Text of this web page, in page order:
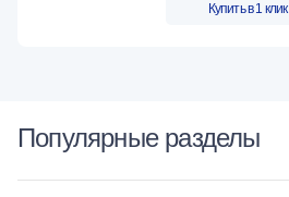
Купить в 1 клик
Популярные разделы